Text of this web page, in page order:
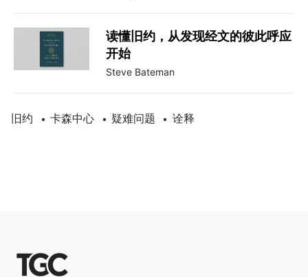
读懂旧约，从发现经文的彼此呼应
开始
Steve Bateman
旧约 • 卡森中心 • 疑难问题 • 诠释